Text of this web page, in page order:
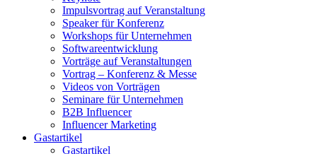
Impulsvortrag auf Veranstaltung
Speaker für Konferenz
Workshops für Unternehmen
Softwareentwicklung
Vorträge auf Veranstaltungen
Vortrag – Konferenz & Messe
Videos von Vorträgen
Seminare für Unternehmen
B2B Influencer
Influencer Marketing
Gastartikel
Gastartikel